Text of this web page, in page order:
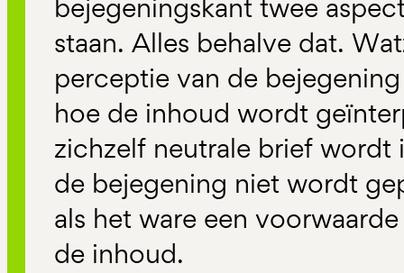
bejegeningskant twee
staan. Alles behalve dat.
perceptie van de
hoe de inhoud wordt
zichzelf neutrale brief wordt
de bejegening niet wordt
als het ware een
de inhoud.